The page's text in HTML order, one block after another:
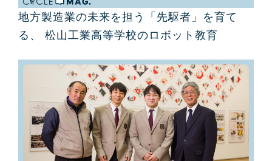
地方製造業の未来を担う「先駆者」を育て
る、 松山工業高等学校のロボット教育